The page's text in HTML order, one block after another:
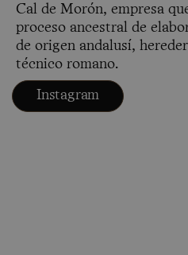
Cal de Morón, empresa
proceso ancestral de
de origen andalusí,
técnico romano.
Instagram